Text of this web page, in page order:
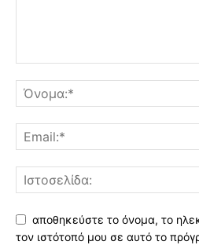
αποθηκεύστε το όνομα, το
τον ιστότοπό μου σε αυτό το